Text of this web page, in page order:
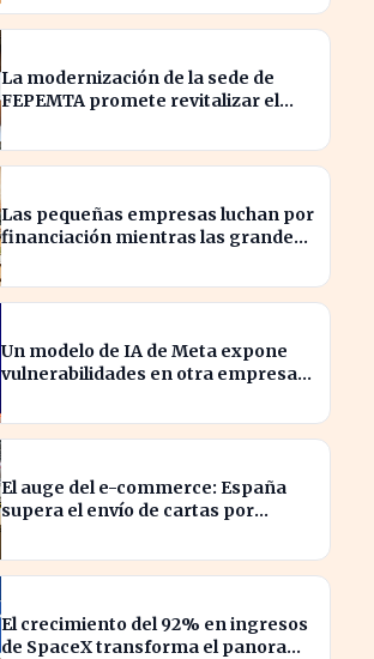
La modernización de la sede de
FEPEMTA promete revitalizar el
Las pequeñas empresas luchan por
financiación mientras las grandes
Un modelo de IA de Meta expone
vulnerabilidades en otra empresa
El auge del e-commerce: España
supera el envío de cartas por
El crecimiento del 92% en ingresos
de SpaceX transforma el panorama